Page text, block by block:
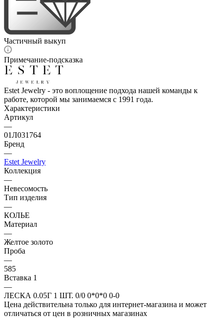
Частичный выкуп
Примечание-подсказка
Estet Jewelry - это воплощение подхода нашей команды к
работе, которой мы занимаемся с 1991 года.
Характеристики
Артикул
—
01Л031764
Бренд
—
Estet Jewelry
Коллекция
—
Невесомость
Тип изделия
—
КОЛЬЕ
Материал
—
Желтое золото
Проба
—
585
Вставка 1
—
ЛЕСКА 0.05Г 1 ШТ. 0/0 0*0*0 0-0
Цена действительна только для интернет-магазина и может
отличаться от цен в розничных магазинах